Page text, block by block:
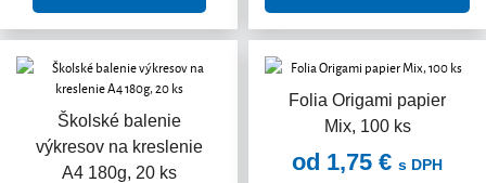
Školské balenie
výkresov na kreslenie
A4 180g, 20 ks
Folia Origami papier
Mix, 100 ks
od 1,75 € s DPH